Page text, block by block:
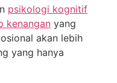
psikologi kognitif
kenangan yang
akan lebih
yang hanya